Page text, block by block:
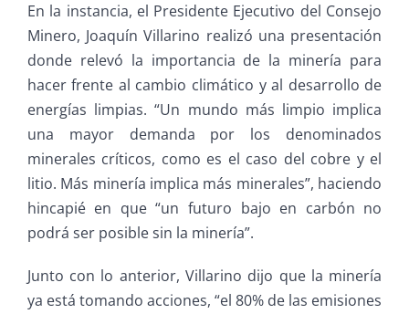
En la instancia, el Presidente Ejecutivo del Consejo
Minero, Joaquín Villarino realizó una presentación
donde relevó la importancia de la minería para
hacer frente al cambio climático y al desarrollo de
energías limpias. “Un mundo más limpio implica
una mayor demanda por los denominados
minerales críticos, como es el caso del cobre y el
litio. Más minería implica más minerales”, haciendo
hincapié en que “un futuro bajo en carbón no
podrá ser posible sin la minería”.
Junto con lo anterior, Villarino dijo que la minería
ya está tomando acciones, “el 80% de las emisiones